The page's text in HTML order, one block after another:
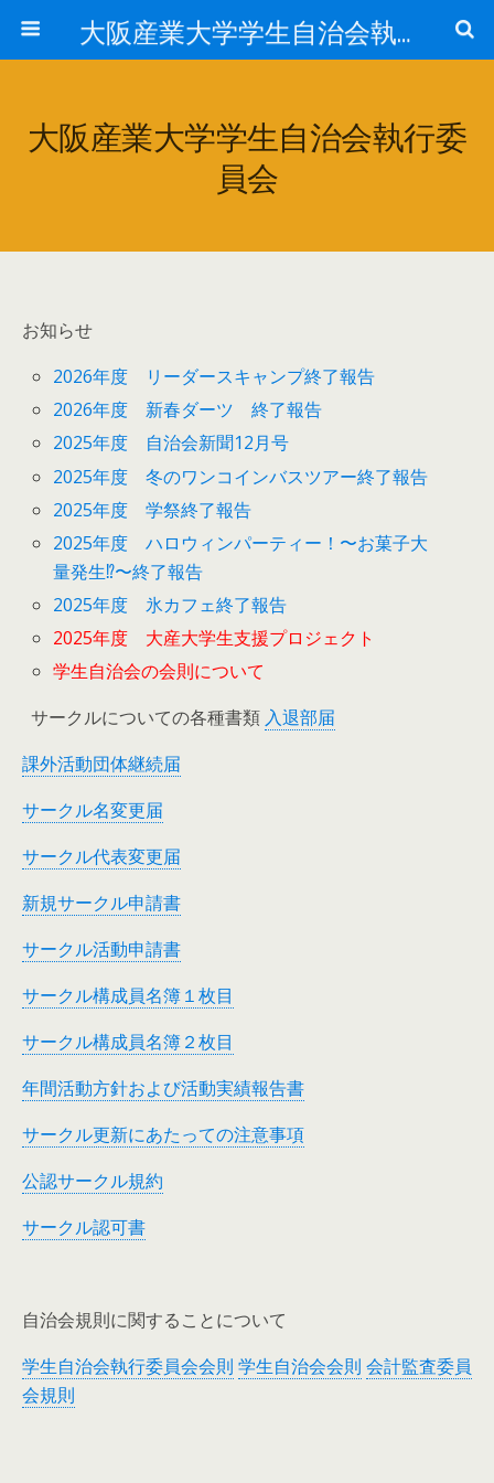
大阪産業大学学生自治会執行委員会
大阪産業大学学生自治会執行委
員会
お知らせ
2026年度 リーダースキャンプ終了報告
2026年度 新春ダーツ 終了報告
2025年度 自治会新聞12月号
2025年度 冬のワンコインバスツアー終了報告
2025年度 学祭終了報告
2025年度 ハロウィンパーティー！〜お菓子大
量発生⁉︎〜終了報告
2025年度 氷カフェ終了報告
2025年度 大産大学生支援プロジェクト
学生自治会の会則について
サークルについての各種書類 入退部届
課外活動団体継続届
サークル名変更届
サークル代表変更届
新規サークル申請書
サークル活動申請書
サークル構成員名簿１枚目
サークル構成員名簿２枚目
年間活動方針および活動実績報告書
サークル更新にあたっての注意事項
公認サークル規約
サークル認可書
自治会規則に関することについて
学生自治会執行委員会会則 学生自治会会則 会計監査委員
会規則